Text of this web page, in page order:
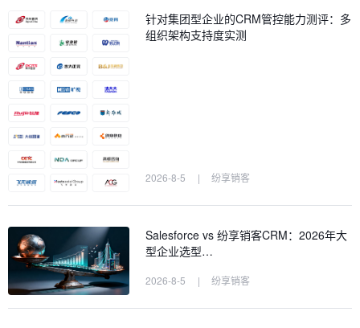
针对集团型企业的CRM管控能力测评：多
组织架构支持度实测
2026-8-5 | 纷享销客
Salesforce vs 纷享销客CRM：2026年大
型企业选型…
2026-8-5 | 纷享销客